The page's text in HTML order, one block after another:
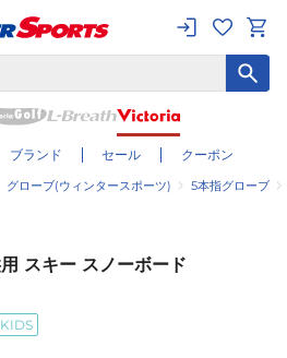
ブランド セール クーポン
グローブ(ウィンタースポーツ) 5本指グローブ
スキー スノーボード
KIDS